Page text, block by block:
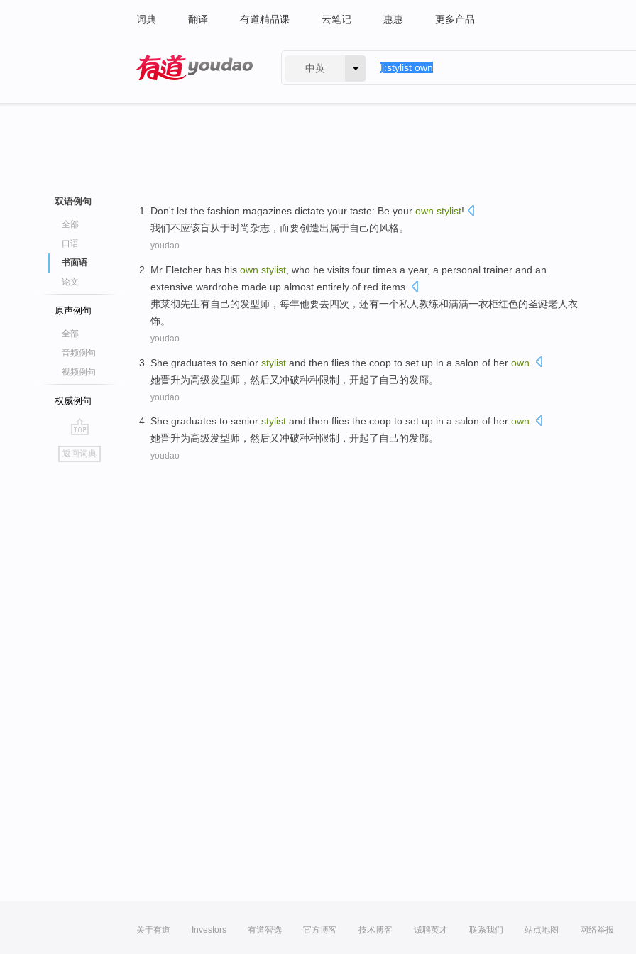
词典 翻译 有道精品课 云笔记 惠惠 更多产品
中英
双语例句
全部
口语
书面语
论文
原声例句
全部
音频例句
视频例句
权威例句
go
top
返回词典
Don't let the fashion magazines dictate your taste: Be your own stylist!
我们不应该盲从于时尚杂志 ，而要创造出属于自己的风格。
youdao
Mr Fletcher has his own stylist , who he visits four times a year, a personal trainer and an
extensive wardrobe made up almost entirely of red items
弗莱彻先生有自己的发型师 ，每年他要去四次 ，还有一个私人教练和满满一衣柜红色的圣诞老人衣
饰。
youdao
She graduates to senior stylist and then flies the coop to set up in a salon of her own
她晋升为高级发型师 ， 然后又冲破种种限制，开起了 自己的发廊。
youdao
She graduates to senior stylist and then flies the coop to set up in a salon of her own.
她晋升为高级发型师 ， 然后又冲破种种限制，开起了 自己的发廊。
youdao
关于有道 Investors 有道智选 官方博客 技术博客 诚聘英才 联系我们 站点地图 网络举报